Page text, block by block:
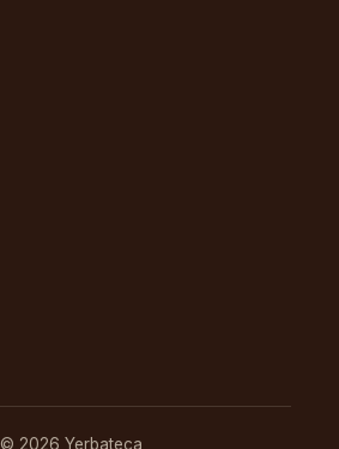
© 2026 Yerbateca